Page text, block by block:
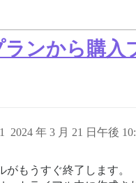
ランから購入
2024 年 3 月 21 日午後
1
がもうすぐ終了します。